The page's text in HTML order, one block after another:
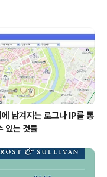
열
청소
를 육
..
남겨지는 로그나 IP를 통
있는 것들